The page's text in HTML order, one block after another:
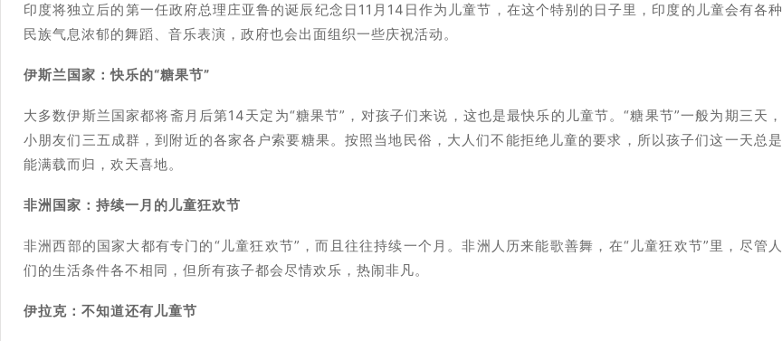
印度将独立后的第一任政府总理庄亚鲁的诞辰纪念日11月14日作为儿童节，在这个特别的日子里，印度的儿童会有各种
民族气息浓郁的舞蹈、音乐表演，政府也会出面组织一些庆祝活动。
伊斯兰国家：快乐的“糖果节”
大多数伊斯兰国家都将斋月后第14天定为“糖果节”，对孩子们来说，这也是最快乐的儿童节。“糖果节”一般为期三天，
小朋友们三五成群，到附近的各家各户索要糖果。按照当地民俗，大人们不能拒绝儿童的要求，所以孩子们这一天总是
能满载而归，欢天喜地。
非洲国家：持续一月的儿童狂欢节
非洲西部的国家大都有专门的“儿童狂欢节”，而且往往持续一个月。非洲人历来能歌善舞，在“儿童狂欢节”里，尽管人
们的生活条件各不相同，但所有孩子都会尽情欢乐，热闹非凡。
伊拉克：不知道还有儿童节